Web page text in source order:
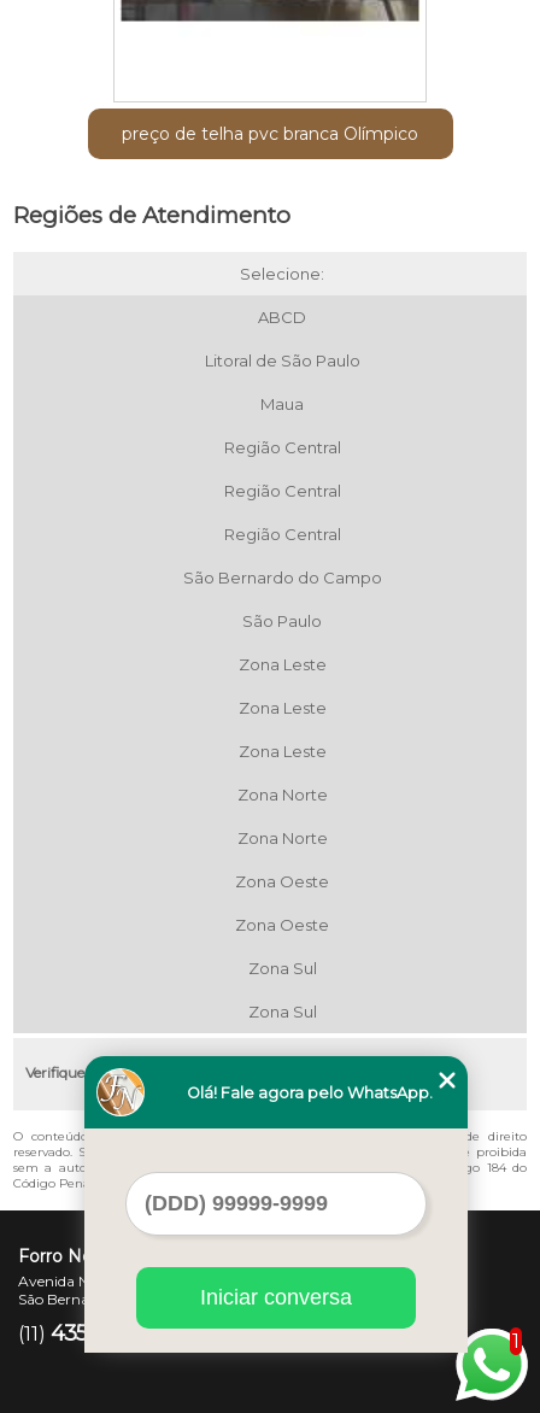
preço de telha pvc branca Olímpico
Regiões de Atendimento
Selecione:
ABCD
Litoral de São Paulo
Maua
Região Central
Região Central
Região Central
São Bernardo do Campo
São Paulo
Zona Leste
Zona Leste
Zona Leste
Zona Norte
Zona Norte
Zona Oeste
Zona Oeste
Zona Sul
Zona Sul
Verifique as regiões que atendemos
O conteúdo do texto "
" é de direito
reservado. Sua reprodução, parcial ou total, mesmo citando nossos links, é proibida
sem a autorização do autor. Crime de violação de direito autoral – artigo 184 do
Código Penal –
Lei 9610/98 - Lei de direitos autorais
Forro Novo
Avenida Newton Monteiro de Andrade, 45 - Centro
São Bernardo do Campo - SP - CEP: 09725-370
(11) 4357-3007 (11)97207-7347 1
Olá! Fale agora pelo WhatsApp.
Iniciar conversa